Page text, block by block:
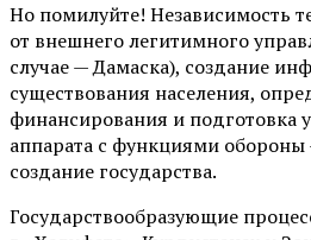
Но помилуйте! Независимость
от внешнего легитимного
случае — Дамаска), создание
существования населения,
финансирования и подготовка
аппарата с функциями обороны
создание государства.
Государствообразующие